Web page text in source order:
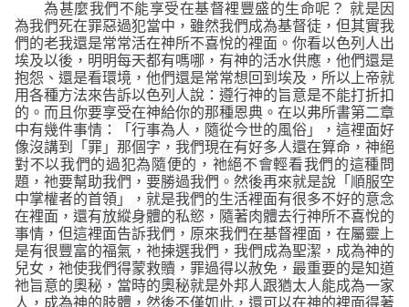
為甚麼我們不能享受在基督裡豐盛的生命呢 ？ 就是因
為我們死在罪惡過犯當中，雖然我們成為基督徒，但其實我
們的老我還是常常活在神所不喜悅的裡面。你看以色列人出
埃及以後，明明每天都有嗎哪，有神的活水供應，他們還是
抱怨、還是看環境，他們還是常常想回到埃及，所以上帝就
用各種方法來告訴以色列人說 ： 遵行神的旨意是不能打折扣
的。而且你要享受在神給你的那種恩典。在以弗所書第二章
中有幾件事情：
「行事為人，隨從今世的風俗」
，這裡面好
像沒講到
「 罪 」 那個字，我們現在有好多人還在算命，神絕
對不以我們的過犯為隨便的，祂絕不會輕看我們的這種問
題，祂要幫助我們，要勝過我們。然後再來就是說 「順服空
中掌權者的首領」
，就是我們的生活裡面有很多不好的意念
在裡面，還有放縱身體的私慾，隨著肉體去行神所不喜悅的
事情，但這裡面告訴我們，原來我們在基督裡面，在屬靈上
是有很豐富的福氣，祂揀選我們，我們成為聖潔，成為神的
兒女，祂使我們得蒙救贖，罪過得以赦免，最重要的是知道
祂旨意的奧秘，當時的奧秘就是外邦人跟猶太人能成為一家
人，成為神的肢體，然後不僅如此，還可以在神的裡面得著